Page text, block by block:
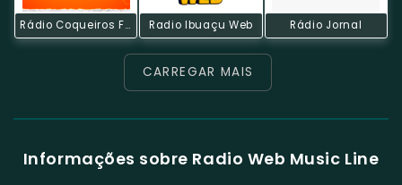
Rádio Coqueiros FM Radio Ibuaçu Web Rádio Jornal
CARREGAR MAIS
Informações sobre Radio Web Music Line